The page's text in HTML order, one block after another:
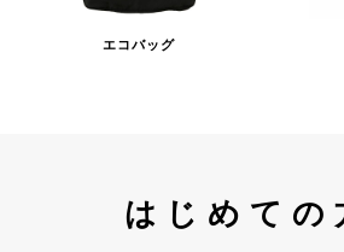
エコバッグ
はじめての